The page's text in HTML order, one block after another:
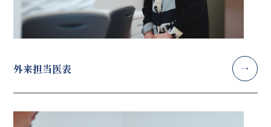
外来担当医表